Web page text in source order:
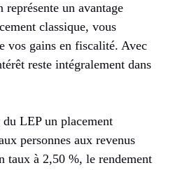
un avantage
classique, vous
vos gains en fiscalité. Avec
reste intégralement dans
LEP un placement
personnes aux revenus
taux à 2,50 %, le rendement